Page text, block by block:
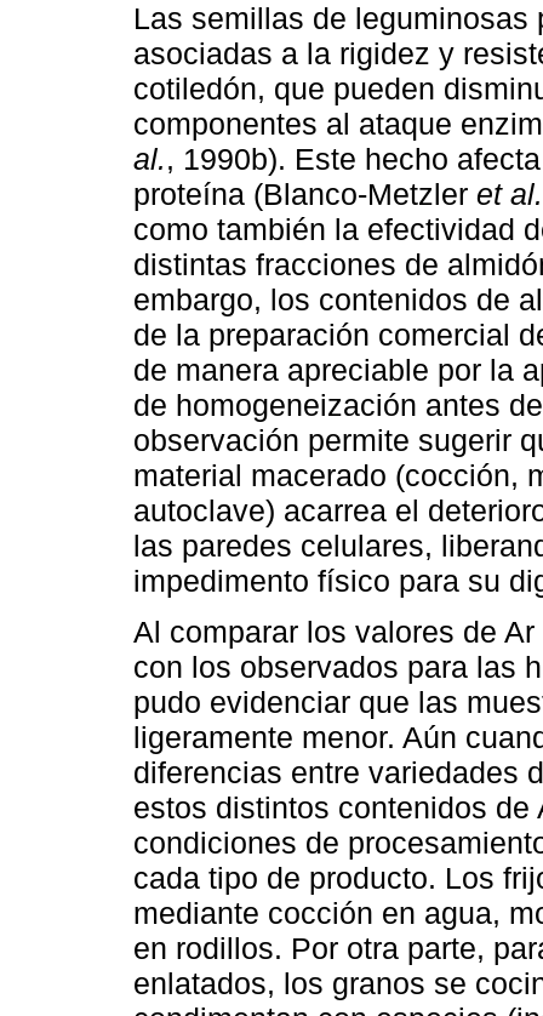
Las semillas de
asociadas a la rigidez y
cotiledón, que pueden
componentes al ataque
al., 1990b). Este hecho
proteína (Blanco-Metzler et al.
como también la efectividad
distintas fracciones de
embargo, los contenidos de
de la preparación comercial
de manera apreciable por la
de homogeneización antes
observación permite sugerir
material macerado (cocción,
autoclave) acarrea el
las paredes celulares,
impedimento físico para su
Al comparar los valores de
con los observados para las
pudo evidenciar que las
ligeramente menor. Aún
diferencias entre variedades
estos distintos contenidos
condiciones de
cada tipo de producto. Los
mediante cocción en agua,
en rodillos. Por otra parte,
enlatados, los granos se